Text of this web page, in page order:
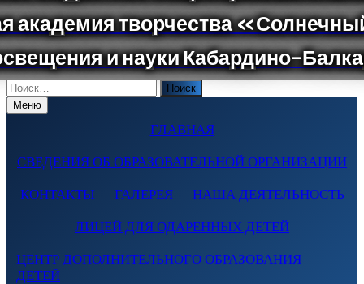
Поиск
по:Меню
ГЛАВНАЯ
СВЕДЕНИЯ ОБ ОБРАЗОВАТЕЛЬНОЙ ОРГАНИЗАЦИИ
КОНТАКТЫ ГАЛЕРЕЯ НАША ДЕЯТЕЛЬНОСТЬ
ЛИЦЕЙ ДЛЯ ОДАРЕННЫХ ДЕТЕЙ
ЦЕНТР ДОПОЛНИТЕЛЬНОГО ОБРАЗОВАНИЯ
ДЕТЕЙ